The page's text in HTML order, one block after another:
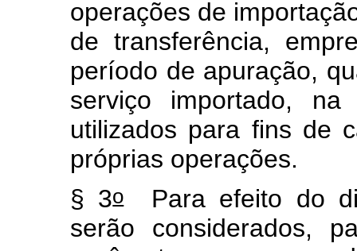
operações de
de transferência,
período de apuração,
serviço importado,
utilizados para fins de
próprias operações.
§ 3oPara efeito do
serão considerados,